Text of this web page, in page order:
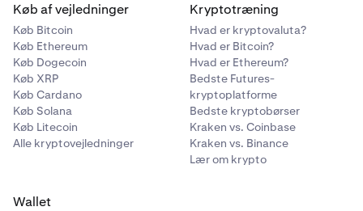
kræver dine private Kraken API-nøgler, kan der være
potentielle sikkerhedsproblemer, men så længe du
opretter en specifik API-nøgle med minimale
tilladelser, f.eks. kun til at læse din saldo og/eller
ledger, er der ingen risiko for dine midler eller
sikkerhed generelt. Derfor er det tilrådeligt at give
skrivebeskyttede tilladelser og at oprette en specifik
API-nøgle med disse tilladelser til deling med din
betroede tredjepartssoftware.
Køb af vejledninger
Køb Bitcoin
Køb Ethereum
Køb Dogecoin
Køb XRP
Køb Cardano
Køb Solana
Køb Litecoin
Alle kryptovejledninger
Kryptotræning
Hvad er kryptovaluta?
Hvad er Bitcoin?
Hvad er Ethereum?
Bedste Futures-
kryptoplatforme
Bedste kryptobørser
Kraken vs. Coinbase
Kraken vs. Binance
Lær om krypto
Wallet